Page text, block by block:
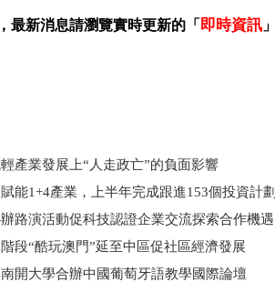
最新消息請瀏覽實時更新的「 即時資訊
產業發展上“人走政亡”的負面影響
能1+4產業，上半年完成跟進153個投資計
路演活動促科技認證企業交流探索合作機遇
段“酷玩澳門”延至中區促社區經濟發展
開大學合辦中國葡萄牙語教學國際論壇